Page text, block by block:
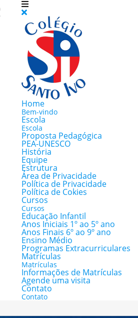
Home
Bem-vindo
Escola
Escola
Proposta Pedagógica
PEA-UNESCO
História
Equipe
Estrutura
Área de Privacidade
Política de Privacidade
Política de Cokies
Cursos
Cursos
Educação Infantil
Anos Iniciais 1º ao 5º ano
Anos Finais 6º ao 9º ano
Ensino Médio
Programas Extracurriculares
Matrículas
Matrículas
Informações de Matrículas
Agende uma visita
Contato
Contato